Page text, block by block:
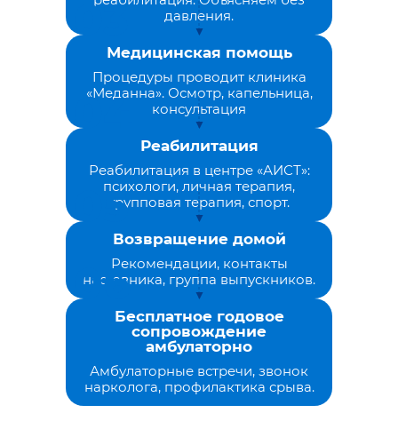
давления.
Медицинская помощь
Процедуры проводит клиника
«Меданна». Осмотр, капельница,
консультация
Реабилитация
Реабилитация в центре «АИСТ»:
психологи, личная терапия,
групповая терапия, спорт.
Возвращение домой
Рекомендации, контакты
наставника, группа выпускников.
Бесплатное годовое
сопровождение
амбулаторно
Амбулаторные встречи, звонок
нарколога, профилактика срыва.